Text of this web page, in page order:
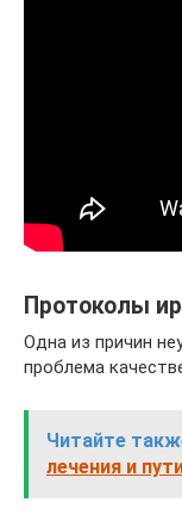
Протоколы
Одна из причин
проблема
Читайте
лечения и